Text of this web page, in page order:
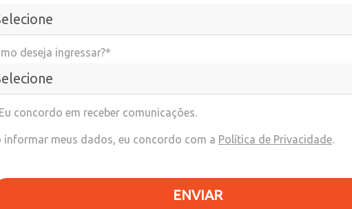
deseja ingressar?*
Eu concordo em receber comunicações.
informar meus dados, eu concordo com a Política de Privacidade.
ENVIAR